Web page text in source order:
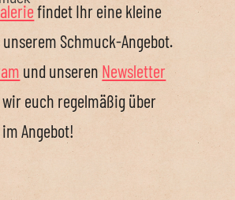
findet Ihr eine kleine
unserem Schmuck-Angebot.
und unseren Newsletter
euch regelmäßig über
Angebot!